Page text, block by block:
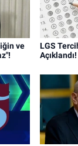
ve
LGS
Açıklandı!